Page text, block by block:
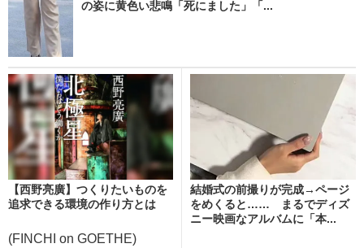
の姿に黄色い悲鳴「死にました」「...
【西野亮廣】つくりたいものを
追求できる環境の作り方とは
(FINCHI on GOETHE)
結婚式の前撮りが完成→ページ
をめくると…… まるでディズ
ニー映画なアルバムに「本...